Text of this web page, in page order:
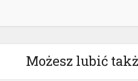
Możesz lubić